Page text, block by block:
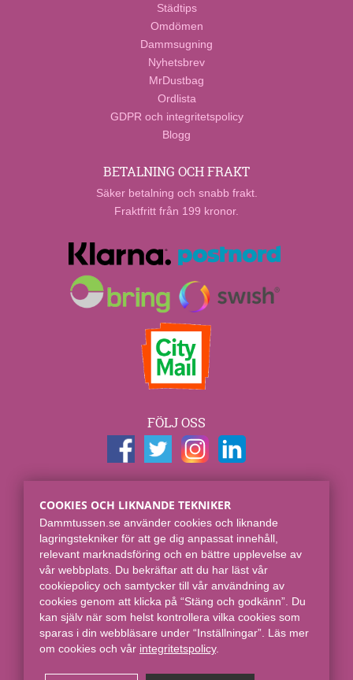
Städtips
Omdömen
Dammsugning
Nyhetsbrev
MrDustbag
Ordlista
GDPR och integritetspolicy
Blogg
BETALNING OCH FRAKT
Säker betalning och snabb frakt.
Fraktfritt från 199 kronor.
FÖLJ OSS
Spjut E-commerce Group AB
Skaraborgsgatan 7
118 46 Stockholm
Online sedan 2008.
COOKIES OCH LIKNANDE TEKNIKER
Dammtussen.se använder cookies och liknande
lagringstekniker för att ge dig anpassat innehåll,
relevant marknadsföring och en bättre upplevelse av
vår webbplats. Du bekräftar att du har läst vår
cookiepolicy och samtycker till vår användning av
cookies genom att klicka på “Stäng och godkänn”. Du
kan själv när som helst kontrollera vilka cookies som
sparas i din webbläsare under “Inställningar”. Läs mer
om cookies och vår integritetspolicy​.